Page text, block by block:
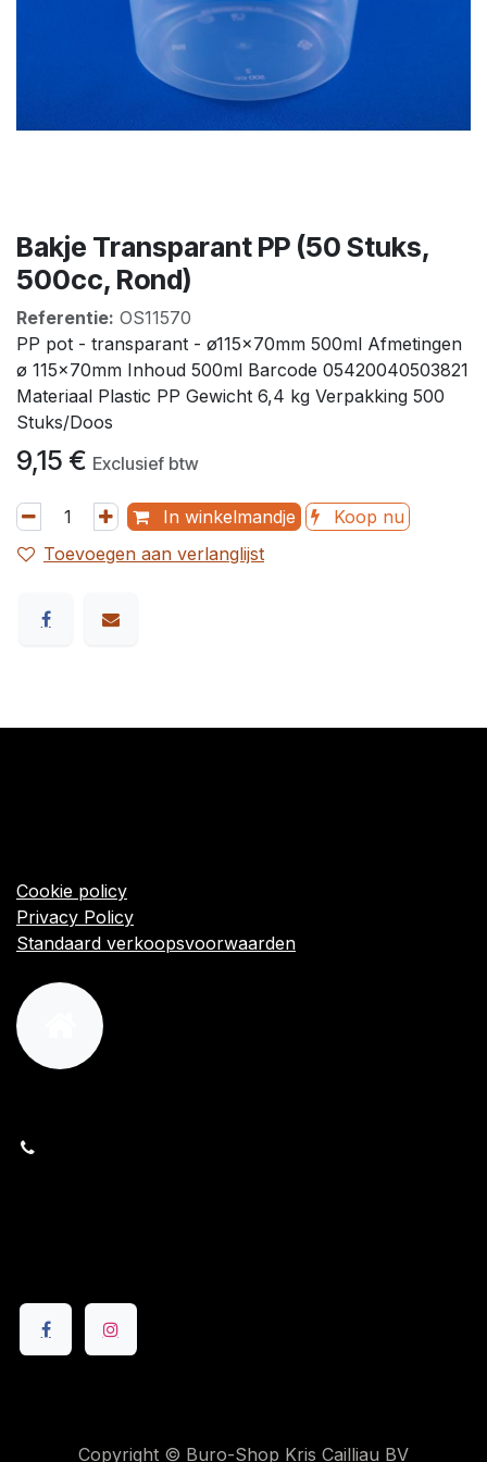
Bakje Transparant PP (50 Stuks,
500cc, Rond)
Referentie: OS11570
PP pot - transparant - ø115x70mm 500ml Afmetingen
ø 115x70mm Inhoud 500ml Barcode 05420040503821
Materiaal Plastic PP Gewicht 6,4 kg Verpakking 500
Stuks/Doos
9,15 € Exclusief btw
In winkelmandje
Koop nu
Toevoegen aan verlanglijst
Cookie policy
Privacy Policy
Standaard verkoopsvoorwaarden
Copyright © Buro-Shop Kris Cailliau BV